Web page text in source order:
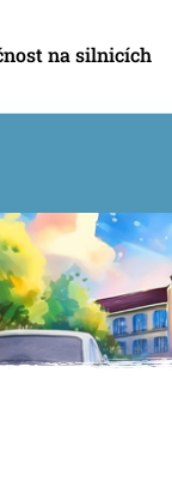
na silnicích